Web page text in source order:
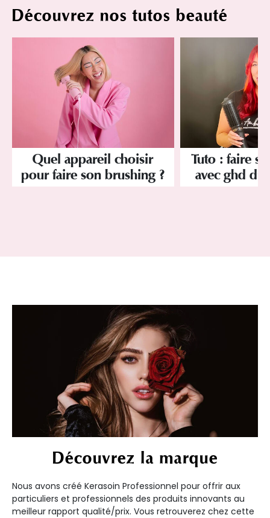
Découvrez nos tutos beauté
Quel appareil choisir
pour faire son brushing ?
Tuto : faire
avec ghd
Découvrez la marque
Nous avons créé Kerasoin Professionnel pour offrir aux
particuliers et professionnels des produits innovants au
meilleur rapport qualité/prix. Vous retrouverez chez cette